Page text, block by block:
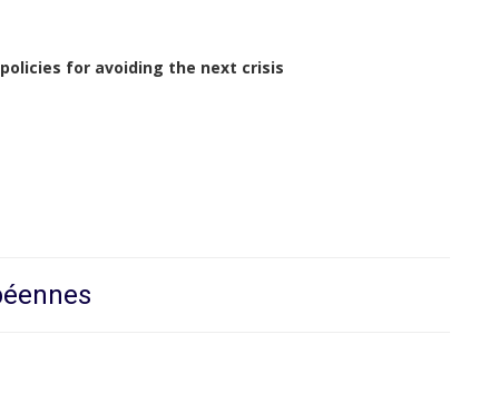
for avoiding the next crisis